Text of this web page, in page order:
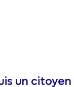
un citoyen